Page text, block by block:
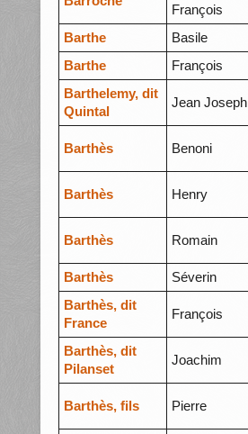
François
Barthe
Basile
Barthe
François
Barthelemy, dit
Quintal
Jean Joseph
Barthès Benoni
Barthès Henry
Barthès Romain
Barthès
Séverin
Barthès, dit
France
François
Barthès, dit
Pilanset
Joachim
Barthès, fils Pierre